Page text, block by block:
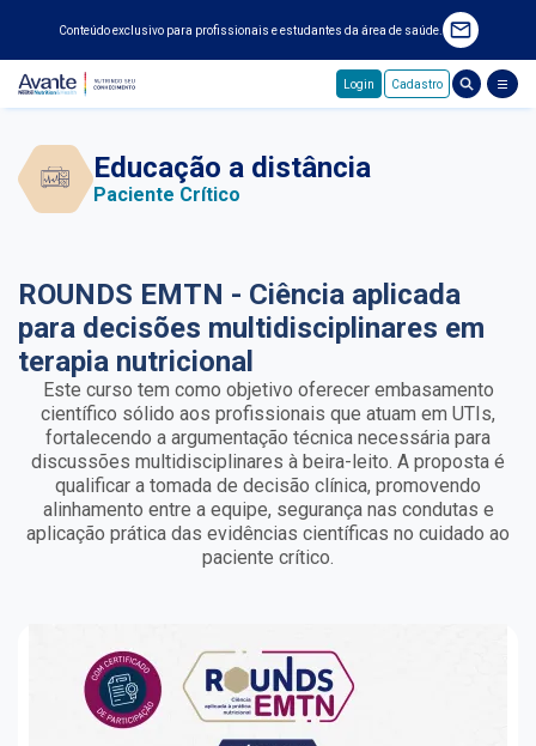
Conteúdo exclusivo para profissionais e estudantes da área de saúde.
Login Cadastro
Educação a distância
Paciente Crítico
ROUNDS EMTN - Ciência aplicada
para decisões multidisciplinares em
terapia nutricional
Este curso tem como objetivo oferecer embasamento
científico sólido aos profissionais que atuam em UTIs,
fortalecendo a argumentação técnica necessária para
discussões multidisciplinares à beira-leito. A proposta é
qualificar a tomada de decisão clínica, promovendo
alinhamento entre a equipe, segurança nas condutas e
aplicação prática das evidências científicas no cuidado ao
paciente crítico.